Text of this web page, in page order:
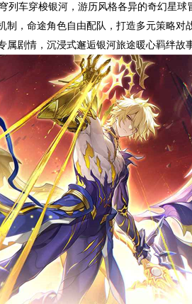
车穿梭银河，游历风格各异的奇幻星球
，命途角色自由配队，打造多元策略对战
剧情，沉浸式邂逅银河旅途暖心羁绊故事